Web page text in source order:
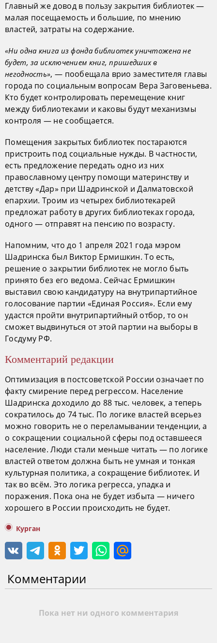
Главный же довод в пользу закрытия библиотек —
малая посещаемость и большие, по мнению
властей, затраты на содержание.
«Ни одна книга из фонда библиотек уничтожена не
будет, за исключением книг, пришедших в
негодность», — пообещала врио заместителя главы
города по социальным вопросам Вера Заговеньева.
Кто будет контролировать перемещение книг
между библиотеками и каковы будут механизмы
контроля — не сообщается.
Помещения закрытых библиотек постараются
пристроить под социальные нужды. В частности,
есть предложение передать одно из них
православному центру помощи материнству и
детству «Дар» при Шадринской и Далматовской
епархии. Троим из четырех библиотекарей
предложат работу в других библиотеках города,
одного — отправят на пенсию по возрасту.
Напомним, что до 1 апреля 2021 года мэром
Шадринска был Виктор Ермишкин. То есть,
решение о закрытии библиотек не могло быть
принято без его ведома. Сейчас Ермишкин
выставил свою кандидатуру на внутрипартийное
голосование партии «Единая Россия». Если ему
удастся пройти внутрипартийный отбор, то он
сможет выдвинуться от этой партии на выборы в
Госдуму РФ.
Комментарий редакции
Оптимизация в постсоветской России означает по
факту смирение перед регрессом. Население
Шадринска доходило до 88 тыс. человек, а теперь
сократилось до 74 тыс. По логике властей всерьез
можно говорить не о переламывании тенденции, а
о сокращении социальной сферы под оставшееся
население. Люди стали меньше читать — по логике
властей ответом должна быть не умная и тонкая
культурная политика, а сокращение библиотек. И
так во всём. Это логика регресса, упадка и
поражения. Пока она не будет избыта — ничего
хорошего в России происходить не будет.
Курган
Комментарии
Пока нет ни одного комментария